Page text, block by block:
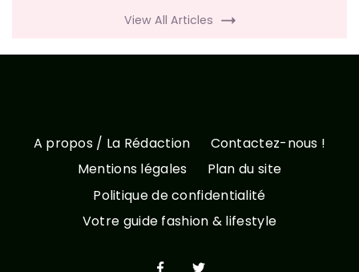
View All Articles
A propos / La Rédaction
Contactez-nous !
Mentions légales
Plan du site
Politique de confidentialité
Votre guide fashion & lifestyle